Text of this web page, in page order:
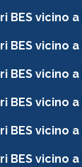
BES vicino
BES vicino
BES vicino
BES vicino
BES vicino
BES vicino